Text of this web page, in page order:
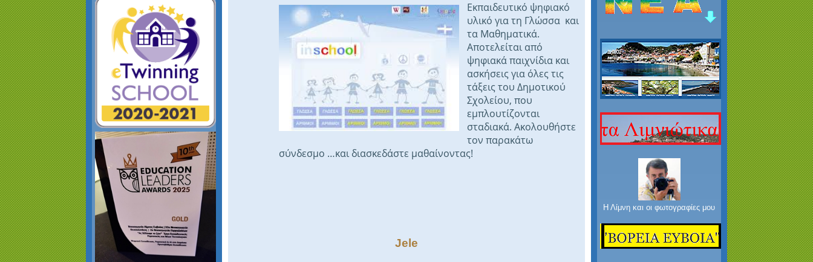
Εκπαιδευτικό ψηφιακό
υλικό για τη Γλώσσα και
τα Μαθηματικά.
Αποτελείται από
ψηφιακά παιχνίδια και
ασκήσεις για όλες τις
τάξεις του Δημοτικού
Σχολείου, που
εμπλουτίζονται
σταδιακά. Ακολουθήστε
τον παρακάτω
σύνδεσμο …και διασκεδάστε μαθαίνοντας!
Jele
Η Λίμνη και οι φωτογραφίες μου